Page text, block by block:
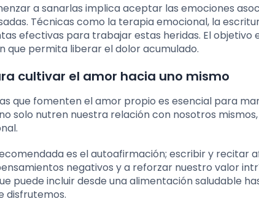
a sanarlas implica aceptar las emociones
Técnicas como la terapia emocional, la
efectivas para trabajar estas heridas. El objetivo
que permita liberar el dolor acumulado.
cultivar el amor hacia uno mismo
que fomenten el amor propio es esencial para
solo nutren nuestra relación con nosotros
es el autoafirmación; escribir y recitar
negativos y a reforzar nuestro valor
puede incluir desde una alimentación saludable
disfrutemos.